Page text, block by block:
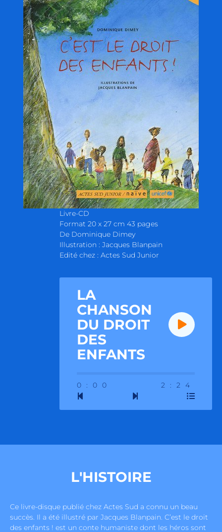
Livre-CD
Format 20 x 27 cm 43 pages
De Dominique Dimey
Illustration : Jacques Blanpain
Edité chez : Actes Sud Junior
LA
CHANSON
DU DROIT
DES
ENFANTS
0:00 2:24
L'HISTOIRE
Ce livre-disque publié chez Actes Sud a connu un beau
succès. Il a été illustré par Jacques Blanpain. C’est le droit
des enfants ! est un conte humaniste dont les héros sont